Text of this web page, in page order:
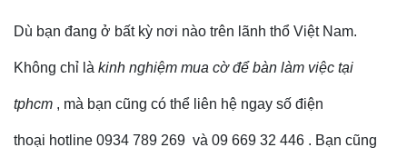
Dù bạn đang ở bất kỳ nơi nào trên lãnh thổ Việt Nam.
Không chỉ là kinh nghiệm mua cờ để bàn làm việc tại
tphcm , mà bạn cũng có thể liên hệ ngay số điện
thoại hotline 0934 789 269 và 09 669 32 446 . Bạn cũng